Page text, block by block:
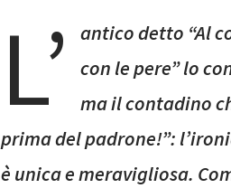
L’
antico detto “Al
con le pere” lo
ma il contadino
prima del padrone!”:
è unica e meravigliosa.